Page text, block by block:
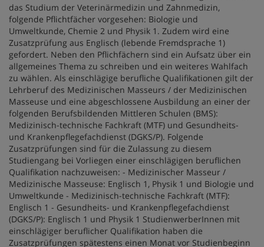
das Studium der Veterinärmedizin und Zahnmedizin,
folgende Pflichtfächer vorgesehen: Biologie und
Umweltkunde, Chemie 2 und Physik 1. Zudem wird eine
Zusatzprüfung aus Englisch (lebende Fremdsprache 1)
gefordert. Neben den Pflichfächern sind ein Aufsatz über ein
allgemeines Thema zu schreiben und ein weiteres Wahlfach
zu wählen. Als einschlägige berufliche Qualifikationen gilt der
Lehrberuf des Medizinischen Masseurs / der Medizinischen
Masseuse und eine abgeschlossene Ausbildung an einer der
folgenden Berufsbildenden Mittleren Schulen (BMS):
Medizinisch-technische Fachkraft (MTF) und Gesundheits-
und Krankenpflegefachdienst (DGKS/P). Folgende
Zusatzprüfungen sind für die Zulassung zu diesem
Studiengang bei Vorliegen einer einschlägigen beruflichen
Qualifikation nachzuweisen: - Medizinischer Masseur /
Medizinische Masseuse: Englisch 1, Physik 1 und Biologie und
Umweltkunde - Medizinisch-technische Fachkraft (MTF):
Englisch 1 - Gesundheits- und Krankenpflegefachdienst
(DGKS/P): Englisch 1 und Physik 1 StudienwerberInnen mit
einschlägiger beruflicher Qualifikation haben die
Zusatzprüfungen spätestens einen Monat vor Studienbeginn